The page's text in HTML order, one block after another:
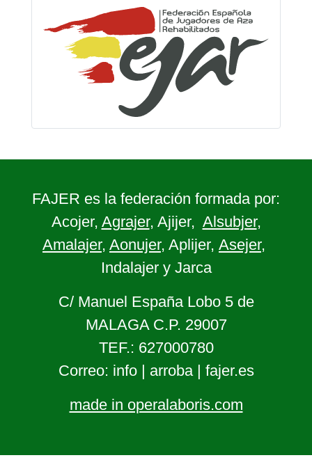
FAJER es la federación formada por:
Acojer, Agrajer, Ajijer, Alsubjer,
Amalajer, Aonujer, Aplijer, Asejer,
Indalajer y Jarca
C/ Manuel España Lobo 5 de
MALAGA C.P. 29007
TEF.: 627000780
Correo: info | arroba | fajer.es
made in operalaboris.com